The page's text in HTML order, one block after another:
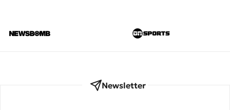
Newsletter